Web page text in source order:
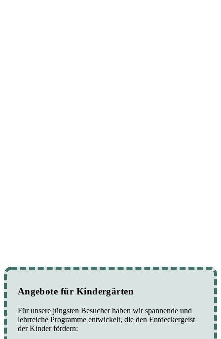
Angebote für Kindergärten
Für unsere jüngsten Besucher haben wir spannende und
lehrreiche Programme entwickelt, die den Entdeckergeist
der Kinder fördern: